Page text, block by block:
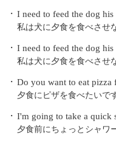
・ I need to feed the dog his
私は犬に夕食を食べさせ
・ I need to feed the dog his
私は犬に夕食を食べさせ
・ Do you want to eat pizza
夕食にピザを食べたいで
・ I'm going to take a quick
夕食前にちょっとシャワ